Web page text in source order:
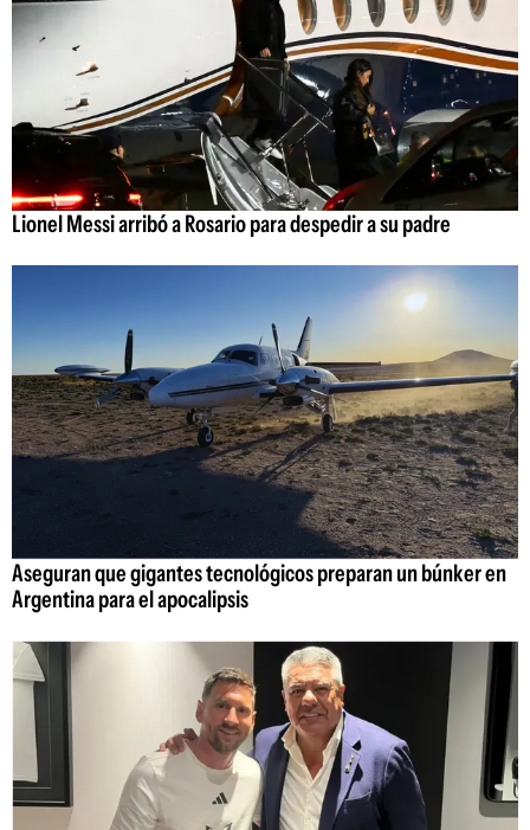
Lionel Messi arribó a Rosario para despedir a su padre
Aseguran que gigantes tecnológicos preparan un búnker en
Argentina para el apocalipsis